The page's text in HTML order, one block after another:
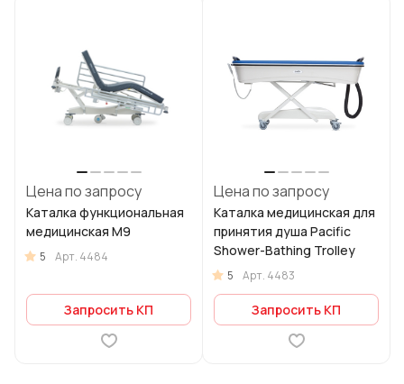
Цена по запросу
Каталка функциональная
медицинская M9
5 Арт. 4484
Запросить КП
Цена по запросу
Каталка медицинская для
принятия душа Pacific
Shower-Bathing Trolley
5 Арт. 4483
Запросить КП